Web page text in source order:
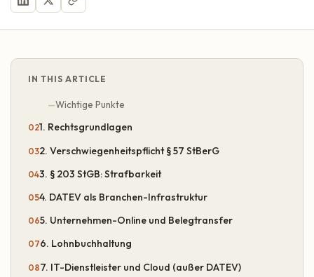
IN THIS ARTICLE
Wichtige Punkte
1. Rechtsgrundlagen
2. Verschwiegenheitspflicht § 57 StBerG
3. § 203 StGB: Strafbarkeit
4. DATEV als Branchen-Infrastruktur
5. Unternehmen-Online und Belegtransfer
6. Lohnbuchhaltung
7. IT-Dienstleister und Cloud (außer DATEV)